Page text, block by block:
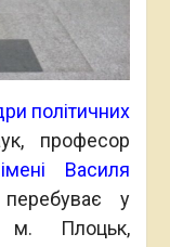
політичних
професор
Василя
перебуває у
м. Плоцьк,